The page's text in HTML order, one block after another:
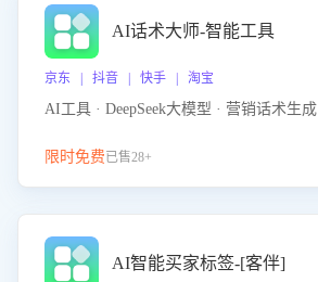
AI话术大师-智能工具
京东 | 抖音 | 快手 | 淘宝
AI工具 · DeepSeek大模型 · 营销话术生成
限时免费已售28+
AI智能买家标签-[客伴]